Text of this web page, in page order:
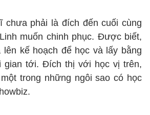
chưa phải là đích đến cuối cùng
muốn chinh phục. Được biết,
kế hoạch để học và lấy bằng
gian tới. Đích thị với học vị trên,
trong những ngôi sao có học